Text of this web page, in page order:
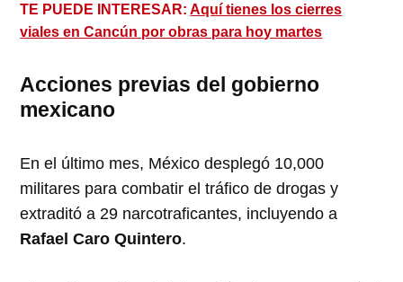
TE PUEDE INTERESAR:Aquí tienes los cierres
viales en Cancún por obras para hoy martes
Acciones previas del gobierno
mexicano
En el último mes, México desplegó 10,000
militares para combatir el tráfico de drogas y
extraditó a 29 narcotraficantes, incluyendo a
Rafael Caro Quintero.